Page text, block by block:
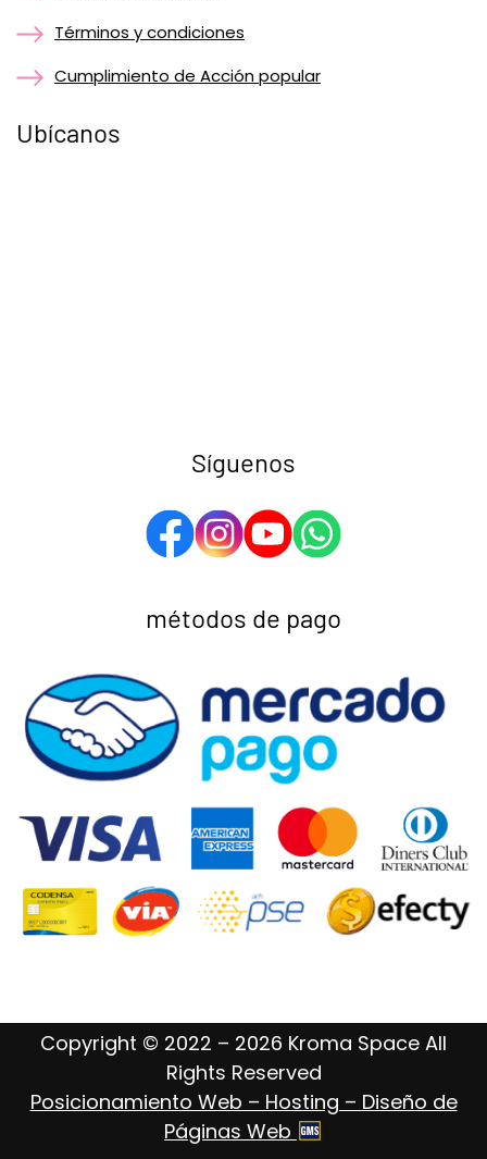
Términos y condiciones
Cumplimiento de Acción popular
Ubícanos
Síguenos
métodos de pago
Copyright © 2022 – 2026 Kroma Space All
Rights Reserved
Posicionamiento Web – Hosting – Diseño de
Páginas Web